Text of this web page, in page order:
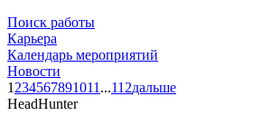
Поиск работы
Карьера
Календарь мероприятий
Новости
1 234567891011 ...112дальше
HeadHunter